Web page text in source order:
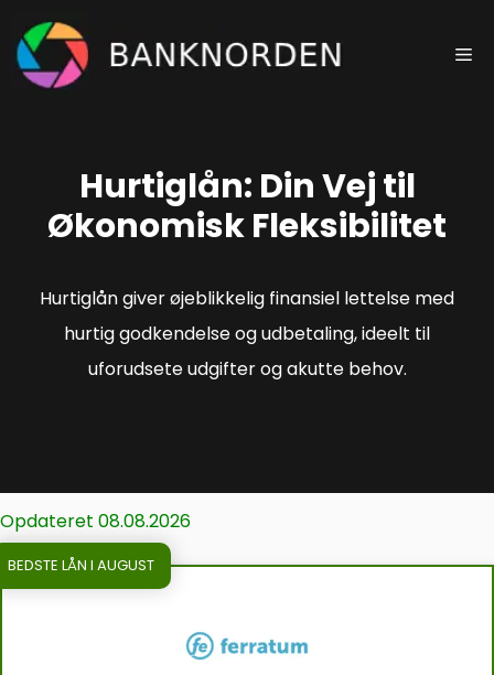
indhold
Hurtiglån: Din Vej til
Økonomisk Fleksibilitet
Hurtiglån giver øjeblikkelig finansiel lettelse med
hurtig godkendelse og udbetaling, ideelt til
uforudsete udgifter og akutte behov.
Opdateret 08.08.2026
BEDSTE LÅN I AUGUST